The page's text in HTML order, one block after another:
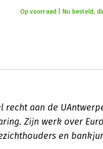
Op voorraad | Nu besteld,
aan de
Zijn werk over
en